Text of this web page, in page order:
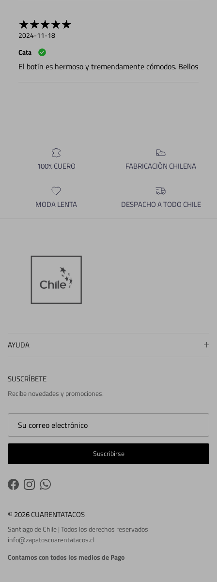
2024-11-18
Cata
El botín es hermoso y tremendamente cómodos. Bellos
100% CUERO FABRICACIÓN CHILENA
MODA LENTA DESPACHO A TODO CHILE
AYUDA
SUSCRÍBETE
Recibe novedades y promociones.
Suscribirse
FacebookInstagramWhatsApp
© 2026 CUARENTATACOS
Santiago de Chile | Todos los derechos reservados
info@zapatoscuarentatacos.cl
Contamos con todos los medios de Pago